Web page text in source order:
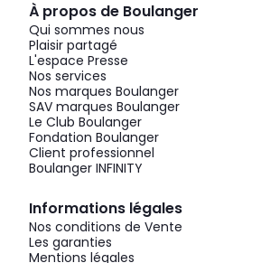
À propos de Boulanger
Qui sommes nous
Plaisir partagé
L'espace Presse
Nos services
Nos marques Boulanger
SAV marques Boulanger
Le Club Boulanger
Fondation Boulanger
Client professionnel
Boulanger INFINITY
Informations légales
Nos conditions de Vente
Les garanties
Mentions légales